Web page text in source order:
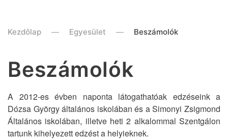
Kezdőlap Egyesület Beszámolók
Beszámolók
A 2012-es évben naponta látogathatóak edzéseink a
Dózsa György általános iskolában és a Simonyi Zsigmond
Általános iskolában, illetve heti 2 alkalommal Szentgálon
tartunk kihelyezett edzést a helyieknek.